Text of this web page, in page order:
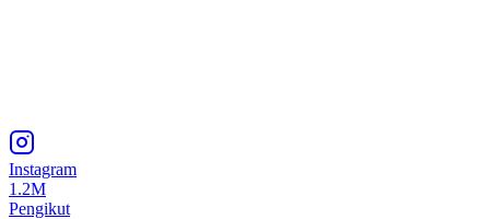
Instagram
1.2M
Pengikut